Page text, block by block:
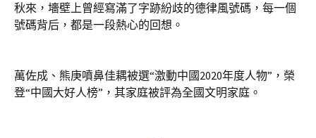
秋來，墻壁上曾經寫滿了字跡紛歧的德律風號碼，每一個
號碼背后，都是一段熱心的回想。
萬佐成、熊庚噴鼻佳耦被選“激動中國2020年度人物”，榮
登“中國大好人榜”，其家庭被評為全國文明家庭。